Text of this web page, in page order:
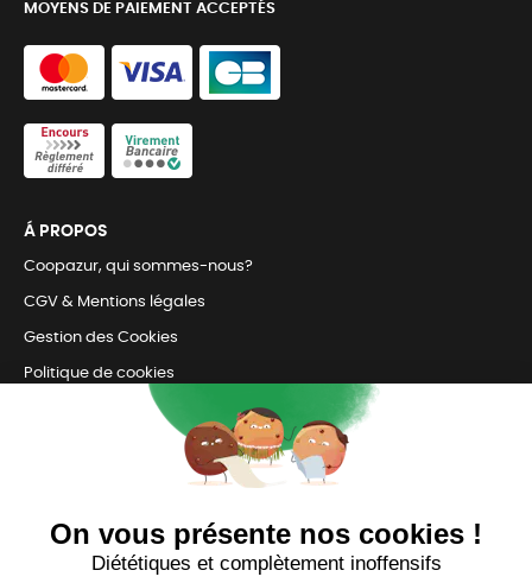
MOYENS DE PAIEMENT ACCEPTÉS
Á PROPOS
Coopazur, qui sommes-nous?
CGV & Mentions légales
Gestion des Cookies
Politique de cookies
Retrait en magasin et livraison
TOUJOURS Á VOS CÔTÉS
Nous sommes connectés